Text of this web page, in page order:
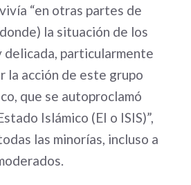
“en otras partes de
la situación de los
delicada, particularmente
la acción de este grupo
que se autoproclamó
Islámico (EI o ISIS)”,
las minorías, incluso a